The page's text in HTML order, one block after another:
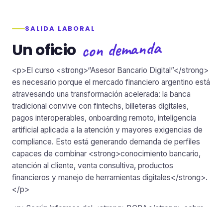
SALIDA LABORAL
Un oficio con demanda
<p>El curso <strong>“Asesor Bancario Digital”</strong>
es necesario porque el mercado financiero argentino está
atravesando una transformación acelerada: la banca
tradicional convive con fintechs, billeteras digitales,
pagos interoperables, onboarding remoto, inteligencia
artificial aplicada a la atención y mayores exigencias de
compliance. Esto está generando demanda de perfiles
capaces de combinar <strong>conocimiento bancario,
atención al cliente, venta consultiva, productos
financieros y manejo de herramientas digitales</strong>.
</p>